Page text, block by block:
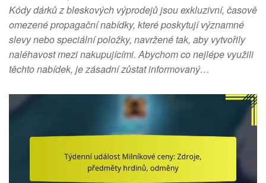
Kódy dárků z bleskových výprodejů jsou exkluzivní, časově
omezené propagační nabídky, které poskytují významné
slevy nebo speciální položky, navržené tak, aby vytvořily
naléhavost mezi nakupujícími. Abychom co nejlépe využili
těchto nabídek, je zásadní zůstat informovaný…